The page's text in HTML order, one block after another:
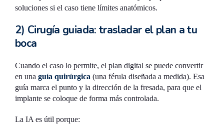
soluciones si el caso tiene límites anatómicos.
2) Cirugía guiada: trasladar el plan a tu
boca
Cuando el caso lo permite, el plan digital se puede convertir
en una guía quirúrgica (una férula diseñada a medida). Esa
guía marca el punto y la dirección de la fresada, para que el
implante se coloque de forma más controlada.
La IA es útil porque: